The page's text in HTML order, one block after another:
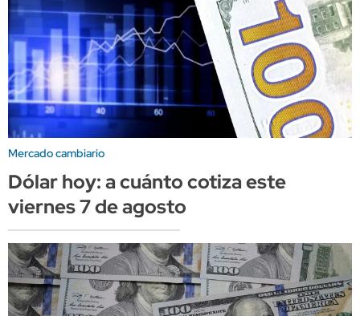
Mercado cambiario
Dólar hoy: a cuánto cotiza este
viernes 7 de agosto